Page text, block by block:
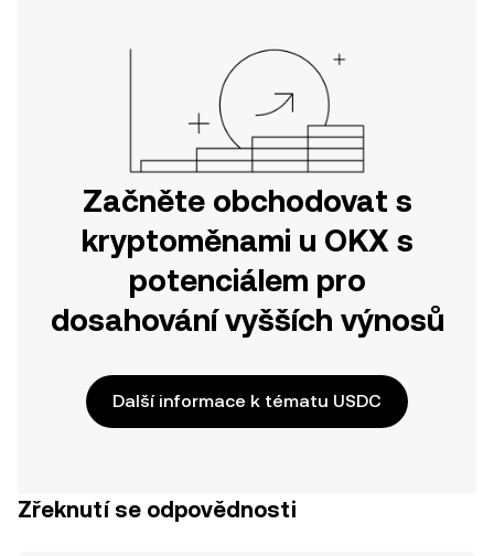
Začněte obchodovat s
kryptoměnami u OKX s
potenciálem pro
dosahování vyšších výnosů
Další informace k tématu USDC
Zřeknutí se odpovědnosti